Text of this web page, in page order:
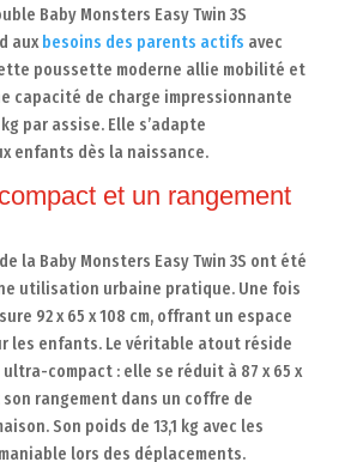
Baby Monsters Easy Twin 3S
aux besoins des parents actifs avec
poussette moderne allie mobilité et
capacité de charge impressionnante
par assise. Elle s’adapte
enfants dès la naissance.
et un rangement
la Baby Monsters Easy Twin 3S ont été
utilisation urbaine pratique. Une fois
92 x 65 x 108 cm, offrant un espace
les enfants. Le véritable atout réside
compact : elle se réduit à 87 x 65 x
rangement dans un coffre de
Son poids de 13,1 kg avec les
lors des déplacements.